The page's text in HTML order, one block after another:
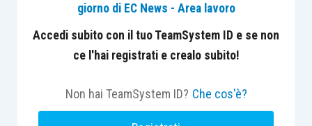
lavorativa, offerta dal lavoratore, impedisce gli
effetti giuridici che derivano dalla continuazione
del rapporto dichiarato dal giudice, nonché la
giorno di EC News - Area lavoro
Accedi subito con il tuo TeamSystem ID e se non
ce l'hai registrati e crealo subito!
Non hai TeamSystem ID? Che cos'è?